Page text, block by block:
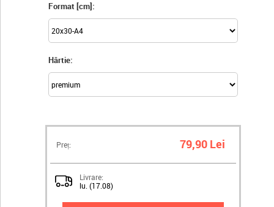
Format [cm]:
Hârtie:
Preț: 79,90 Lei
Livrare:
lu. (17.08)